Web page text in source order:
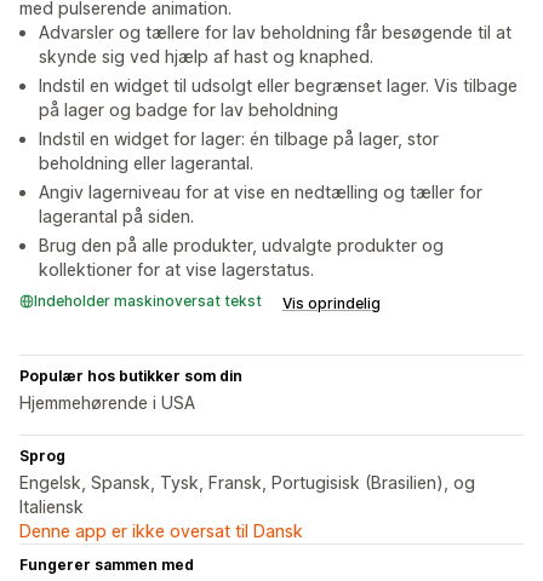
med pulserende animation.
Advarsler og tællere for lav beholdning får besøgende til at
skynde sig ved hjælp af hast og knaphed.
Indstil en widget til udsolgt eller begrænset lager. Vis tilbage
på lager og badge for lav beholdning
Indstil en widget for lager: én tilbage på lager, stor
beholdning eller lagerantal.
Angiv lagerniveau for at vise en nedtælling og tæller for
lagerantal på siden.
Brug den på alle produkter, udvalgte produkter og
kollektioner for at vise lagerstatus.
Indeholder maskinoversat tekst Vis oprindelig
Populær hos butikker som din
Hjemmehørende i USA
Sprog
Engelsk, Spansk, Tysk, Fransk, Portugisisk (Brasilien), og
Italiensk
Denne app er ikke oversat til Dansk
Fungerer sammen med